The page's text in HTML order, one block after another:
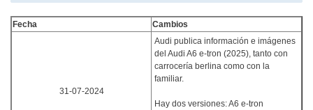
Fecha Cambios
31-07-2024
Audi publica información e imágenes
del Audi A6 e-tron (2025), tanto con
carrocería berlina como con la
familiar.
Hay dos versiones: A6 e-tron